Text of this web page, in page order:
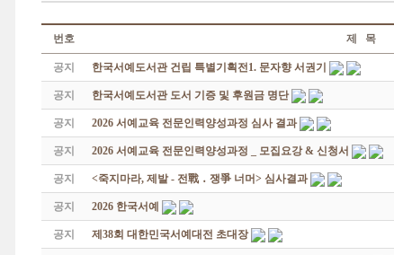
번호 제 목
공지 한국서예도서관 건립 특별기획전1. 문자향 서권기
공지 한국서예도서관 도서 기증 및 후원금 명단
공지 2026 서예교육 전문인력양성과정 심사 결과
공지 2026 서예교육 전문인력양성과정 _ 모집요강 & 신청서
공지 <죽지마라, 제발 - 전戰 ․ 쟁爭 너머> 심사결과
공지 2026 한국서예
공지 제38회 대한민국서예대전 초대장